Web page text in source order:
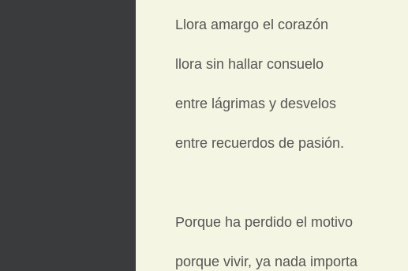
Llora amargo el corazón
llora sin hallar consuelo
entre lágrimas y desvelos
entre recuerdos de pasión.
Porque ha perdido el motivo
porque vivir, ya nada importa